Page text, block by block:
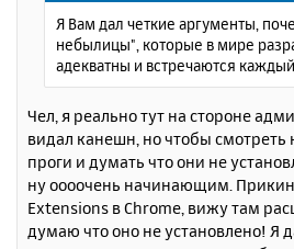
е
Я Вам дал четкие аргументы,
небылицы", которые в мире
адекватны и встречаются
Чел, я реально тут на стороне
видал канешн, но чтобы
проги и думать что они не
ну оооочень начинающим.
Extensions в Chrome, вижу там
думаю что оно не установлено! Я